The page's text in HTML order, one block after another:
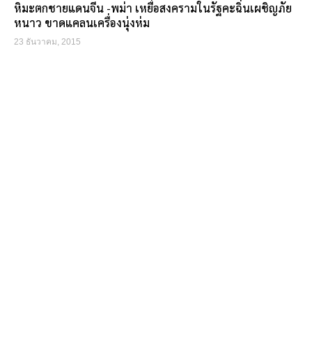
หิมะตกชายแดนจีน -พม่า เหยื่อสงครามในรัฐคะฉิ่นเผชิญภัย
หนาว ขาดแคลนเครื่องนุ่งห่ม
23 ธันวาคม, 2015